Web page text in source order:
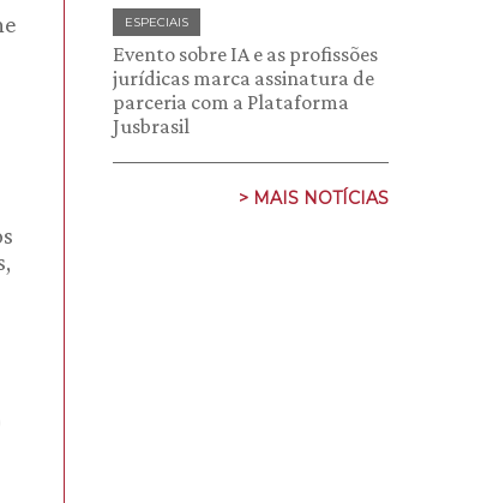
ESPECIAIS
Evento sobre IA e as profissões
jurídicas marca assinatura de
parceria com a Plataforma
Jusbrasil
> MAIS NOTÍCIAS